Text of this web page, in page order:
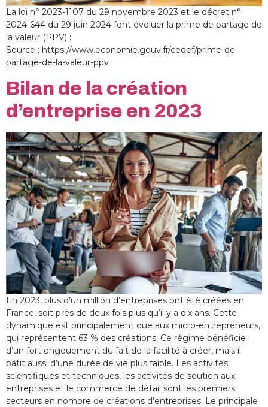
La loi n° 2023-1107 du 29 novembre 2023 et le décret n°
2024-644 du 29 juin 2024 font évoluer la prime de partage de
la valeur (PPV) :
Source : https://www.economie.gouv.fr/cedef/prime-de-
partage-de-la-valeur-ppv
Bilan de la création
d’entreprise en 2023
En 2023, plus d’un million d’entreprises ont été créées en
France, soit près de deux fois plus qu’il y a dix ans. Cette
dynamique est principalement due aux micro-entrepreneurs,
qui représentent 63 % des créations. Ce régime bénéficie
d’un fort engouement du fait de la facilité à créer, mais il
pâtit aussi d’une durée de vie plus faible. Les activités
scientifiques et techniques, les activités de soutien aux
entreprises et le commerce de détail sont les premiers
secteurs en nombre de créations d’entreprises. Le principale